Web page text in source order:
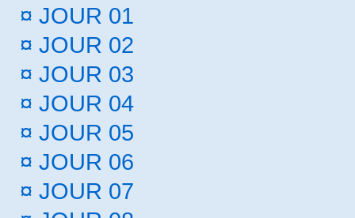
¤ JOUR 01
¤ JOUR 02
¤ JOUR 03
¤ JOUR 04
¤ JOUR 05
¤ JOUR 06
¤ JOUR 07